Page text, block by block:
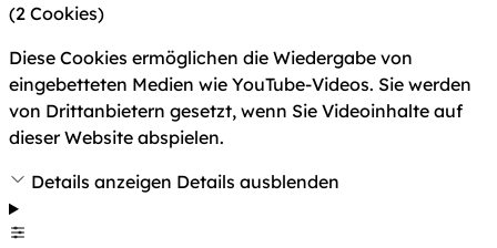
(2 Cookies)
Diese Cookies ermöglichen die Wiedergabe von
eingebetteten Medien wie YouTube-Videos. Sie werden
von Drittanbietern gesetzt, wenn Sie Videoinhalte auf
dieser Website abspielen.
Details anzeigen Details ausblenden